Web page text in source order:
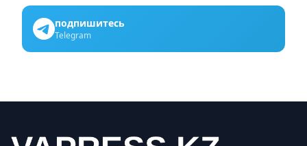
подпишитесь
Telegram